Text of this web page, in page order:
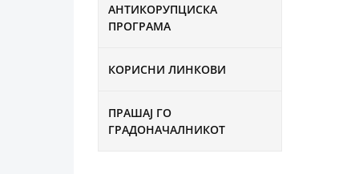
АНТИКОРУПЦИСКА
ПРОГРАМА
КОРИСНИ ЛИНКОВИ
ПРАШАЈ ГО
ГРАДОНАЧАЛНИКОТ